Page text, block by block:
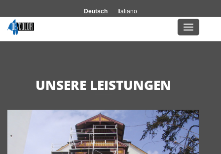
Deutsch Italiano
UNSERE LEISTUNGEN